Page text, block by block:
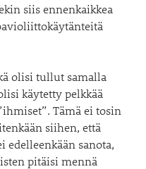
siis ennenkaikkea
olisi tullut samalla
käytetty pelkkää
Tämä ei tosin
siihen, että
edelleenkään sanota,
pitäisi mennä